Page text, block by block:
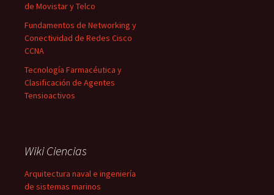
de Movistar y Telco
Fundamentos de Networking y
Conectividad de Redes Cisco
CCNA
Tecnología Farmacéutica y
Clasificación de Agentes
Tensioactivos
Wiki Ciencias
Arquitectura naval e ingeniería
de sistemas marinos